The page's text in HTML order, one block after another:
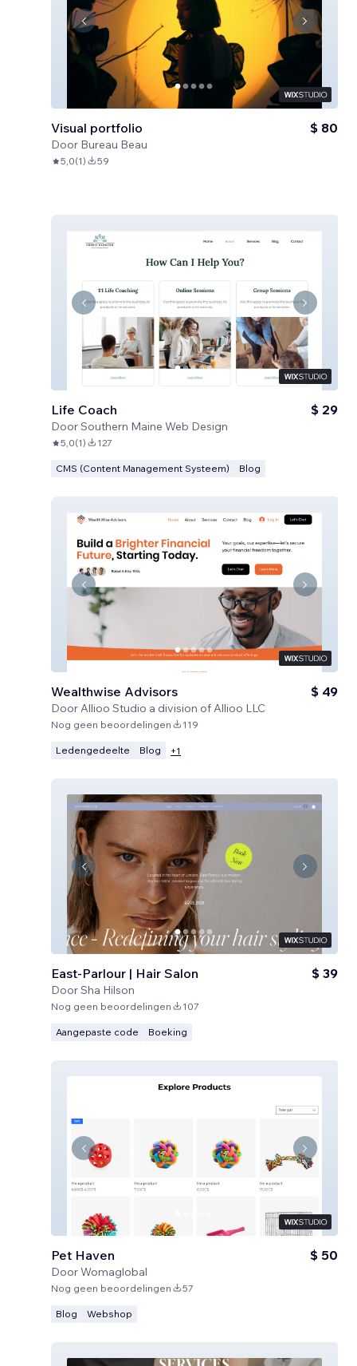
Visual portfolio
Door Bureau Beau
$ 80
5,0(1) 59
Life Coach
DoorSouthern Maine Web Design
$ 29
5,0(1) 127
CMS (Content Management Systeem) Blog
Wealthwise Advisors
DoorAllioo Studio a division of Allioo LLC
$ 49
Nog geen beoordelingen 119
Ledengedeelte Blog +1
East-Parlour | Hair Salon
DoorSha Hilson
$ 39
Nog geen beoordelingen 107
Aangepaste code Boeking
Pet Haven
DoorWomaglobal
$ 50
Nog geen beoordelingen 57
Blog Webshop